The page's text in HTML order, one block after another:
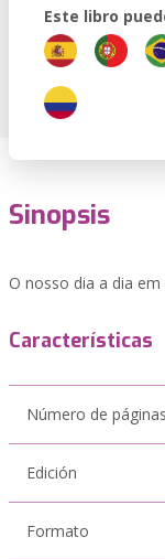
Este libro
Sinopsis
O nosso dia a dia
Características
Número de páginas
Edición
Formato